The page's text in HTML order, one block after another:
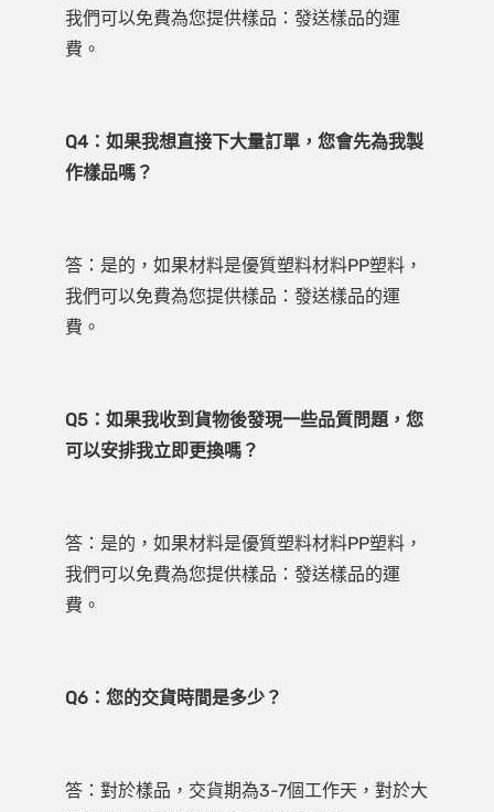
我們可以免費為您提供樣品：發送樣品的運
Q4：如果我想直接下大量訂單，您會先為我製
答：是的，如果材料是優質塑料材料PP塑料，
我們可以免費為您提供樣品：發送樣品的運
Q5：如果我收到貨物後發現一些品質問題，您
答：是的，如果材料是優質塑料材料PP塑料，
我們可以免費為您提供樣品：發送樣品的運
答：對於樣品，交貨期為3-7個工作天，對於大